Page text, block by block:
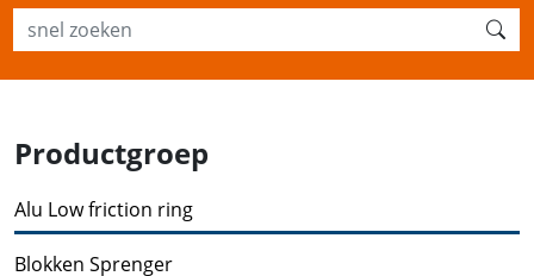
Productgroep
Alu Low friction ring
Blokken Sprenger